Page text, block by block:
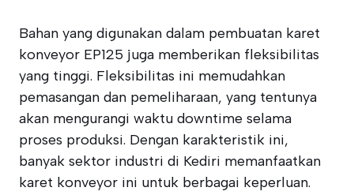
Bahan yang digunakan dalam pembuatan karet
konveyor EP125 juga memberikan fleksibilitas
yang tinggi. Fleksibilitas ini memudahkan
pemasangan dan pemeliharaan, yang tentunya
akan mengurangi waktu downtime selama
proses produksi. Dengan karakteristik ini,
banyak sektor industri di Kediri memanfaatkan
karet konveyor ini untuk berbagai keperluan.